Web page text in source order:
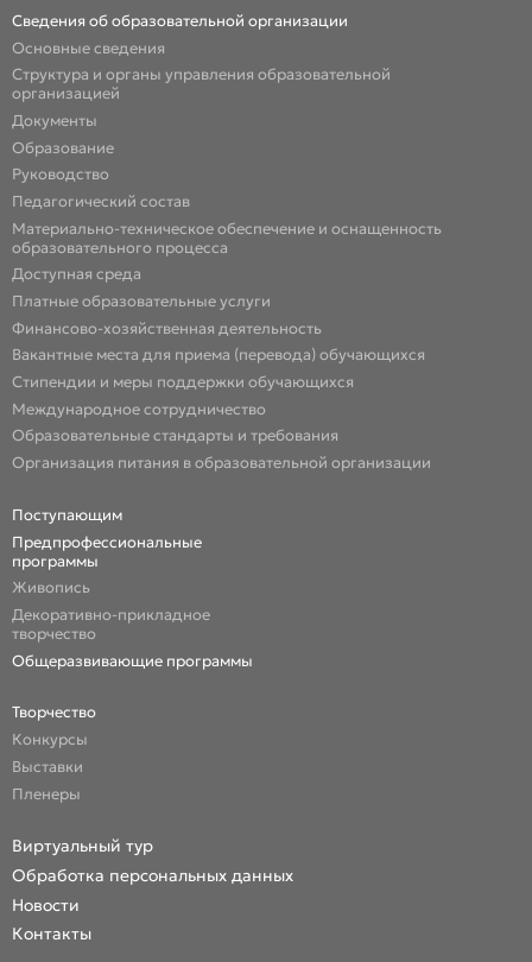
Сведения об образовательной организации
Основные сведения
Структура и органы управления образовательной
организацией
Документы
Образование
Руководство
Педагогический состав
Материально-техническое обеспечение и оснащенность
образовательного процесса
Доступная среда
Платные образовательные услуги
Финансово-хозяйственная деятельность
Вакантные места для приема (перевода) обучающихся
Стипендии и меры поддержки обучающихся
Международное сотрудничество
Образовательные стандарты и требования
Организация питания в образовательной организации
Поступающим
Предпрофессиональные
программы
Живопись
Декоративно-прикладное
творчество
Общеразвивающие программы
Творчество
Конкурсы
Выставки
Пленеры
Виртуальный тур
Обработка персональных данных
Новости
Контакты